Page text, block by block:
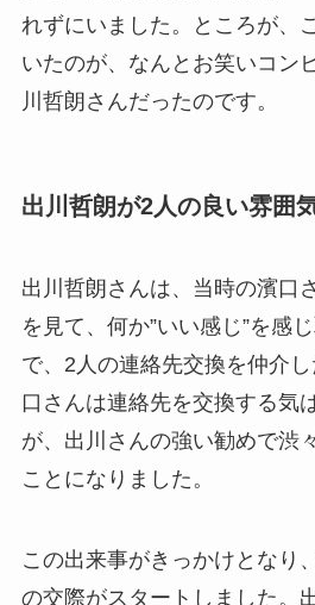
れずにいました。ところが、
いたのが、なんとお笑いコン
川哲朗さんだったのです。
出川哲朗が2人の良い雰囲
出川哲朗さんは、当時の濱口
を見て、何か”いい感じ”を感
で、2人の連絡先交換を仲介
口さんは連絡先を交換する気
が、出川さんの強い勧めで渋
ことになりました。
この出来事がきっかけとなり
の交際がスタートしました。